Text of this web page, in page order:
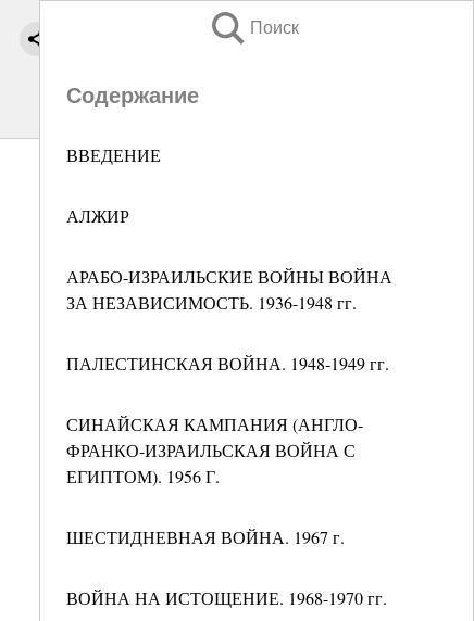
Поиск
Содержание
ВВЕДЕНИЕ
АЛЖИР
АРАБО-ИЗРАИЛЬСКИЕ ВОЙНЫ ВОЙНА
ЗА НЕЗАВИСИМОСТЬ. 1936-1948 гг.
ПАЛЕСТИНСКАЯ ВОЙНА. 1948-1949 гг.
СИНАЙСКАЯ КАМПАНИЯ (АНГЛО-
ФРАНКО-ИЗРАИЛЬСКАЯ ВОЙНА С
ЕГИПТОМ). 1956 Г.
ШЕСТИДНЕВНАЯ ВОЙНА. 1967 г.
ВОЙНА НА ИСТОЩЕНИЕ. 1968-1970 гг.